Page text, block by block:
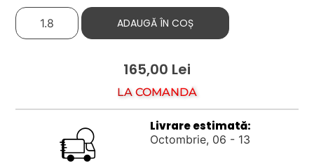
ADAUGĂ ÎN COȘ
165,00 Lei
LA COMANDĂ
Livrare estimată:
Octombrie, 06 - 13